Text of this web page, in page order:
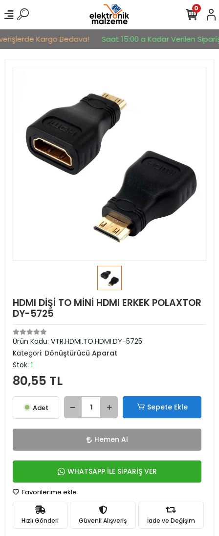
Kargo Bedava! Saat 15:00 a Kadar Verilen
0
HDMI DİŞİ TO MİNİ HDMI ERKEK POLAXTOR
DY-5725
Ürün Kodu: VTR.HDMI.TO.HDMI.DY-5725
Kategori: Dönüştürücü Aparat
Stok: 1
80,55 TL
Adet Sepete Ekle
Hemen Al
WHATSAPP İLE SİPARİŞ VER
Favorilerime ekle
Hızlı Gönderi Güvenli Alışveriş İade ve Değişim